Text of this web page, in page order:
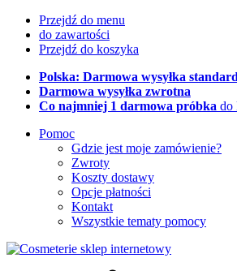
Przejdź do menu
do zawartości
Przejdź do koszyka
Polska: Darmowa wysyłka
Darmowa wysyłka zwrotna
Co najmniej 1 darmowa próbka do
Pomoc
Gdzie jest moje zamówienie?
Zwroty
Koszty dostawy
Opcje płatności
Kontakt
Wszystkie tematy pomocy